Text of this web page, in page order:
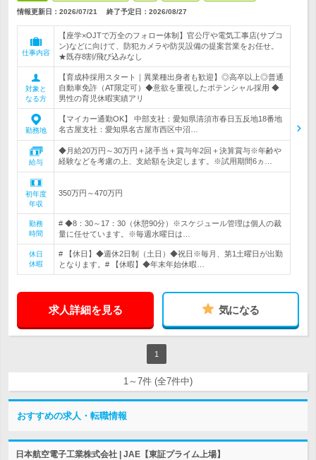
情報更新日：2026/07/21 終了予定日： 2026/08/27
仕事内容
【座学×OJTで万全のフォロー体制】官公庁や電気工事店(サブコ
ン)などに向けて、防犯カメラや防災設備の提案営業をお任せ。
★既存8割/飛び込みなし
対象と
なる方
【育成枠採用スタート｜異業種出身者も歓迎】◎高卒以上◎普通
自動車免許（AT限定可）◆意欲を重視したポテンシャル採用 ◆
男性の育児休暇実績アリ
勤務地
【マイカー通勤OK】 中部支社：愛知県清須市春日五反地18番地
名古屋支社：愛知県名古屋市西区中沼…
給与
◆月給20万円～30万円＋諸手当＋賞与年2回＋決算賞与※年齢や
経験などを考慮の上、支給額を決定します。※試用期間6ヵ…
初年度
年収
350万円～470万円
勤務
時間
# ◆8：30～17：30（休憩90分）※スケジュール管理は個人の裁
量に任せています。※毎週水曜日は…
休日
休暇
# 【休日】◆週休2日制（土日）◆祝日※毎月、第1土曜日が出勤
となります。# 【休暇】◆年末年始休暇…
求人詳細を見る 気になる
1
1～7件 (全7件中)
おすすめの求人・転職情報
日本航空電子工業株式会社 | JAE【東証プライム上場】